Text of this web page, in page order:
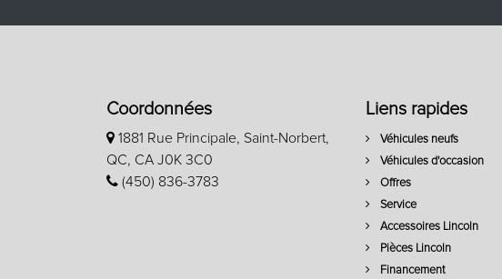
Coordonnées
1881 Rue Principale, Saint-Norbert,
QC, CA J0K 3C0
(450) 836-3783
Liens rapides
Véhicules neufs
Véhicules d'occasion
Offres
Service
Accessoires Lincoln
Pièces Lincoln
Financement